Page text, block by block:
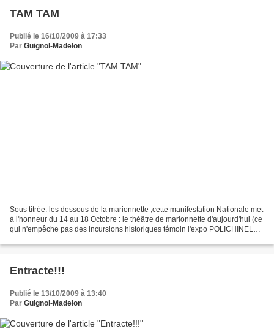
TAM TAM
Publié le 16/10/2009 à 17:33
Par Guignol-Madelon
Sous titrée: les dessous de la marionnette ,cette manifestation Nationale met
à l'honneur du 14 au 18 Octobre : le théâtre de marionnette d'aujourd'hui (ce
qui n'empêche pas des incursions historiques témoin l'expo POLICHINELLE
Entracte!!!
Publié le 13/10/2009 à 13:40
Par Guignol-Madelon